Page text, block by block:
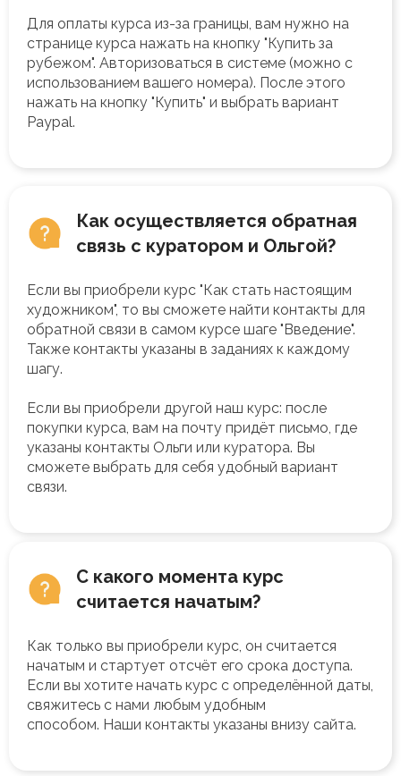
Для оплаты курса из-за границы, вам нужно на
странице курса нажать на кнопку "Купить за
рубежом". Авторизоваться в системе (можно с
использованием вашего номера). После этого
нажать на кнопку "Купить" и выбрать вариант
Paypal.
Как осуществляется обратная
связь с куратором и Ольгой?
Если вы приобрели курс "Как стать настоящим
художником", то вы сможете найти контакты для
обратной связи в самом курсе шаге "Введение".
Также контакты указаны в заданиях к каждому
шагу.
Если вы приобрели другой наш курс: после
покупки курса, вам на почту придёт письмо, где
указаны контакты Ольги или куратора. Вы
сможете выбрать для себя удобный вариант
связи.
С какого момента курс
считается начатым?
Как только вы приобрели курс, он считается
начатым и стартует отсчёт его срока доступа.
Если вы хотите начать курс с определённой даты,
свяжитесь с нами любым удобным
способом. Наши контакты указаны внизу сайта.